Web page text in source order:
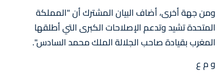
ومن جهة أخرى، أضاف البيان المشترك أن "المملكة
المتحدة تشيد وتدعم الإصلاحات الكبرى التي أطلقها
المغرب بقيادة صاحب الجلالة الملك محمد السادس".
و م ع